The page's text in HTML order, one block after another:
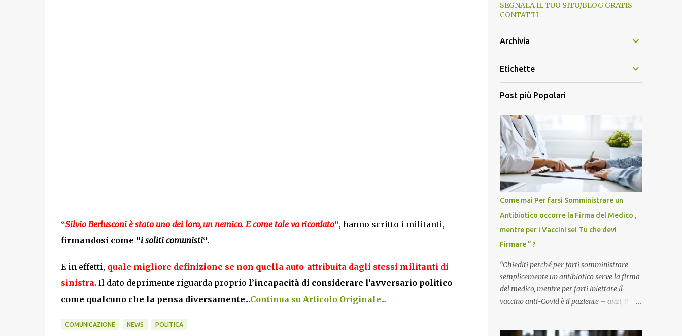
“Silvio Berlusconi è stato uno dei loro, un nemico. E come tale va ricordato“, hanno scritto i militanti,
firmandosi come “i soliti comunisti“.
E in effetti, quale migliore definizione se non quella auto-attribuita dagli stessi militanti di
sinistra.Il dato deprimente riguarda proprio l’incapacità di considerare l’avversario politico
come qualcuno che la pensa diversamente...Continua su Articolo Originale...
COMUNICAZIONE NEWS POLITICA
SEGNALA IL TUO SITO/BLOG GRATIS
CONTATTI
Archivia
Etichette
Post più Popolari
Come mai Per farsi Somministrare un
Antibiotico occorre la Firma del Medico ,
mentre per i Vaccini sei Tu che devi
Firmare ” ?
“Chiediti perché per farti somministrare
semplicemente un antibiotico serve la firma
del medico, mentre per farti iniettare il
vaccino anti-Covid è il paziente – anzi, il